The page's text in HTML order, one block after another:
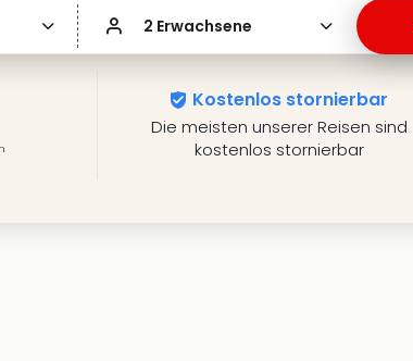
2 Erwachsene
Kostenlos stornierbar
Die meisten unserer Reisen sind
kostenlos stornierbar